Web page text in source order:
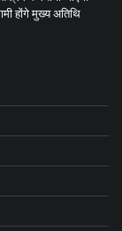
होंगे मुख्य अतिथि